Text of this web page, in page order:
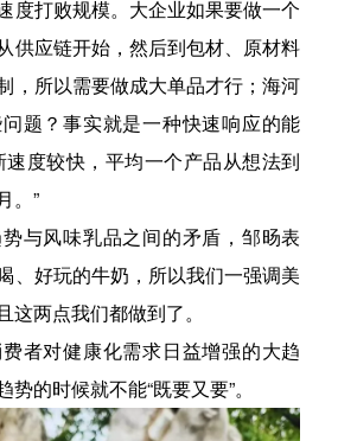
度打败规模。大企业如果要做一个
供应链开始，然后到包材、原材料
，所以需要做成大单品才行；海河
题？事实就是一种快速响应的能
速度较快，平均一个产品从想法到
。”
与风味乳品之间的矛盾，邹旸表
、好玩的牛奶，所以我们一强调美
两点我们都做到了。
者对健康化需求日益增强的大趋
的时候就不能“既要又要”。